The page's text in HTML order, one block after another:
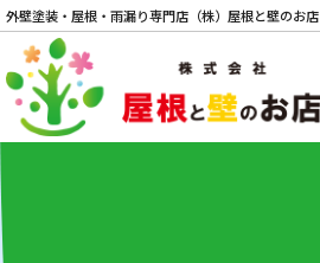
外壁塗装・屋根・雨漏り専門店（株）屋根と壁のお店